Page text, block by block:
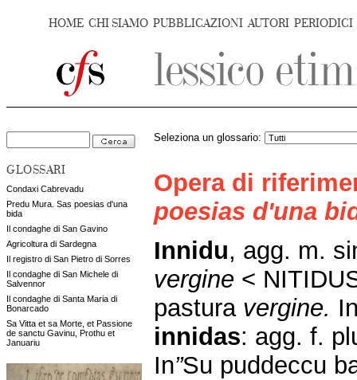
HOME CHI SIAMO PUBBLICAZIONI AUTORI PERIODICI
GLOSSARI
Condaxi Cabrevadu
Predu Mura. Sas poesias d'una
bida
Il condaghe di San Gavino
Agricoltura di Sardegna
Il registro di San Pietro di Sorres
Il condaghe di San Michele di
Salvennor
Il condaghe di Santa Maria di
Bonarcado
Sa Vitta et sa Morte, et Passione
de sanctu Gavinu, Prothu et
Januariu
Seleziona un glossario:
Opera di
poesias d'una
Innidu, agg. m.
vergine <
pastura vergine.
innidas: agg. f.
In”Su puddeccu